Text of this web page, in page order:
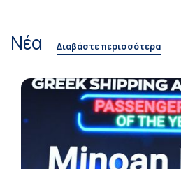
Νέα Διαβάστε περισσότερα